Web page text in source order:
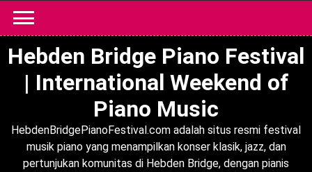
content
Hebden Bridge Piano Festival
| International Weekend of
Piano Music
HebdenBridgePianoFestival.com adalah situs resmi festival
musik piano yang menampilkan konser klasik, jazz, dan
pertunjukan komunitas di Hebden Bridge, dengan pianis